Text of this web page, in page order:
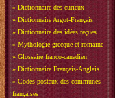
» Dictionnaire des curieux
» Dictionnaire Argot-Français
» Dictionnaire des idées reçues
» Mythologie grecque et romaine
» Glossaire franco-canadien
» Dictionnaire Français-Anglais
» Codes postaux des communes
françaises